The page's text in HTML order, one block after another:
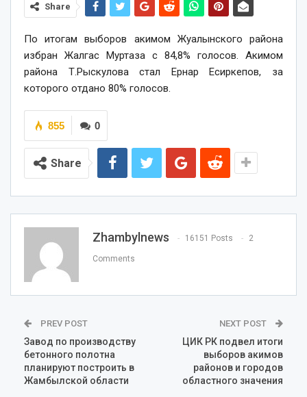
Share
По итогам выборов акимом Жуалынского района
избран Жалгас Муртаза с 84,8% голосов. Акимом
района Т.Рыскулова стал Ернар Есиркепов, за
которого отдано 80% голосов.
0
855
Share
Zhambylnews 16151 Posts 2
Comments
PREV POST
Завод по производству
бетонного полотна
планируют построить в
Жамбылской области
NEXT POST
ЦИК РК подвел итоги
выборов акимов
районов и городов
областного значения